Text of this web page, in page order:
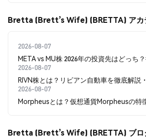
Bretta (Brett’s Wife) (BRETTA) アカ
2026-08-07
META vs MU株 2026年の投資先はどっち
2026-08-07
RIVN株とは？リビアン自動車を徹底解説
2026-08-07
Morpheusとは？仮想通貨Morpheusの特
Bretta (Brett’s Wife) (BRETTA) ブロ